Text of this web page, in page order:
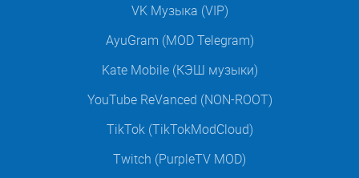
VK Музыка (VIP)
AyuGram (MOD Telegram)
Kate Mobile (КЭШ музыки)
YouTube ReVanced (NON-ROOT)
TikTok (TikTokModCloud)
Twitch (PurpleTV MOD)